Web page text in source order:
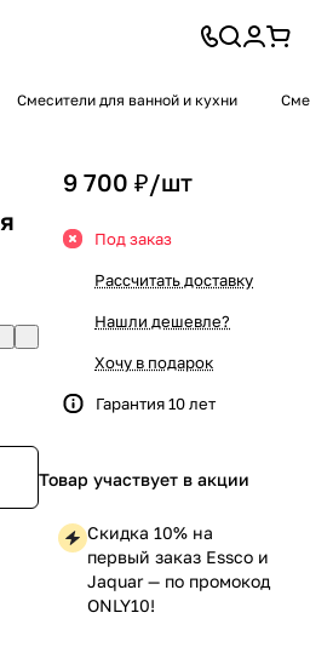
Смесители для ванной и кухни
9 700 ₽/шт
Под заказ
Рассчитать доставку
Нашли дешевле?
Хочу в подарок
Гарантия 10 лет
Товар участвует в акции
Скидка 10% на
первый заказ Essco и
Jaquar — по промокод
ONLY10!